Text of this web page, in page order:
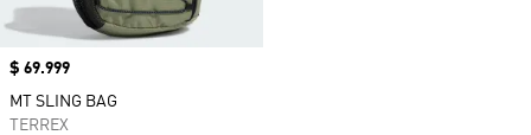
Precio
$ 69.999
MT SLING BAG
TERREX